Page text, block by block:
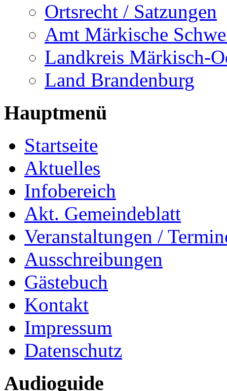
Ortsrecht / Satzungen
Amt Märkische
Landkreis Märkisch-
Land Brandenburg
Hauptmenü
Startseite
Aktuelles
Infobereich
Akt. Gemeindeblatt
Veranstaltungen /
Ausschreibungen
Gästebuch
Kontakt
Impressum
Datenschutz
Audioguide